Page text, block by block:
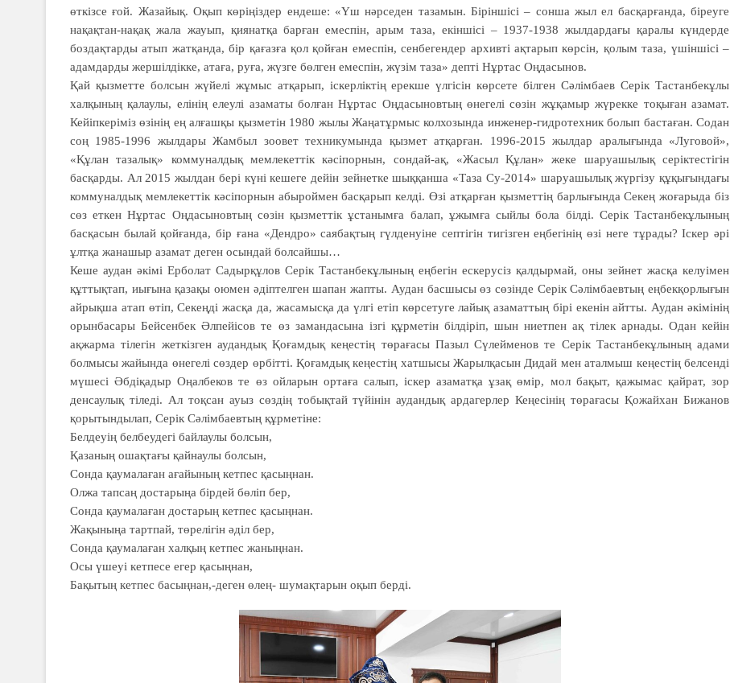
өткізсе ғой. Жазайық. Оқып көріңіздер ендеше: «Үш нәрседен тазамын. Біріншісі – сонша жыл ел басқарғанда, біреуге
нақақтан-нақақ жала жауып, қиянатқа барған емеспін, арым таза, екіншісі – 1937-1938 жылдардағы қаралы күндерде
боздақтарды атып жатқанда, бір қағазға қол қойған емеспін, сенбегендер архивті ақтарып көрсін, қолым таза, үшіншісі –
адамдарды жершілдікке, атаға, руға, жүзге бөлген емеспін, жүзім таза» депті Нұртас Оңдасынов.
Қай қызметте болсын жүйелі жұмыс атқарып, іскерліктің ерекше үлгісін көрсете білген Сәлімбаев Серік Тастанбекұлы
халқының қалаулы, елінің елеулі азаматы болған Нұртас Оңдасыновтың өнегелі сөзін жұқамыр жүрекке тоқыған азамат.
Кейіпкеріміз өзінің ең алғашқы қызметін 1980 жылы Жаңатұрмыс колхозында инженер-гидротехник болып бастаған. Содан
соң 1985-1996 жылдары Жамбыл зоовет техникумында қызмет атқарған. 1996-2015 жылдар аралығында «Луговой»,
«Құлан тазалық» коммуналдық мемлекеттік кәсіпорнын, сондай-ақ, «Жасыл Құлан» жеке шаруашылық се­рік­тестігін
басқарды. Ал 2015 жыл­­дан бері күні кешеге дейін зей­нет­ке шыққанша «Таза Су-2014» шаруашылық жүргізу құқығындағы
коммуналдық мемлекеттік кәсіпорнын абыроймен басқарып келді. Өзі атқарған қызметтің барлығында Секең жоғарыда біз
сөз еткен Нұртас Оңдасыновтың сөзін қызметтік ұстанымға балап, ұжымға сыйлы бола білді. Серік Тастанбекұлының
басқасын былай қойғанда, бір ғана «Дендро» саябақтың гүлденуіне септігін тигізген еңбегінің өзі неге тұрады? Іскер әрі
ұлтқа жанашыр азамат деген осындай болсайшы…
Кеше аудан әкімі Ерболат Садырқұлов Серік Тастанбекұлының еңбегін ескерусіз қалдырмай, оны зейнет жасқа келуімен
құттықтап, иығына қазақы оюмен әдіптелген шапан жапты. Аудан басшысы өз сөзінде Серік Сәлімбаевтың еңбекқорлығын
айрықша атап өтіп, Секеңді жасқа да, жасамысқа да үлгі етіп көрсетуге лайық азаматтың бірі екенін айтты. Аудан әкімінің
орынбасары Бейсенбек Әлпейісов те өз замандасына ізгі құрметін білдіріп, шын ниетпен ақ тілек арнады. Одан кейін
ақжарма тілегін жеткізген аудандық Қоғамдық кеңестің төрағасы Пазыл Сүлейменов те Серік Тастанбекұлының адами
болмысы жайында өнегелі сөздер өрбітті. Қоғамдық кеңестің хатшысы Жарылқасын Дидай мен аталмыш кеңестің белсенді
мүшесі Әбдіқадыр Оңалбеков те өз ойларын ортаға салып, іскер азаматқа ұзақ өмір, мол бақыт, қажымас қайрат, зор
денсаулық тіледі. Ал тоқсан ауыз сөздің тобықтай түйінін аудандық ардагерлер Кеңесінің төрағасы Қожайхан Бижанов
қорытындылап, Серік Сәлімбаевтың құрметіне:
Белдеуің белбеудегі байлаулы болсын,
Қазаның ошақтағы қайнаулы болсын,
Сонда қаумалаған ағайының кетпес қасыңнан.
Олжа тапсаң достарыңа бірдей бөліп бер,
Сонда қаумалаған достарың кетпес қасыңнан.
Жақыныңа тартпай, төрелігін әділ бер,
Сонда қаумалаған халқың кетпес жаныңнан.
Осы үшеуі кетпесе егер қасыңнан,
Бақытың кетпес басыңнан,-деген өлең- шумақтарын оқып берді.